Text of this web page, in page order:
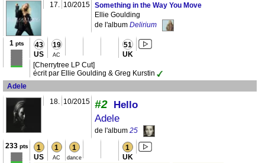
17. 10/2015 Something in the Way You Move
Ellie Goulding
de l'album Delirium
1 pts 43
US
19
AC
51
UK
[Cherrytree LP Cut]
écrit par Ellie Goulding & Greg Kurstin
Adele
18. 10/2015 #2 Hello
Adele
de l'album 25
233pts 1
US
1
AC
1
dance
1
UK